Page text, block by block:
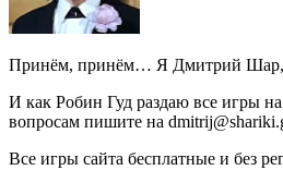
Принём, принём… Я Дмитрий Шар,
И как Робин Гуд раздаю все игры
вопросам пишите на
Все игры сайта бесплатные и без